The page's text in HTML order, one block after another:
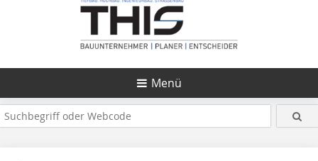
Menü